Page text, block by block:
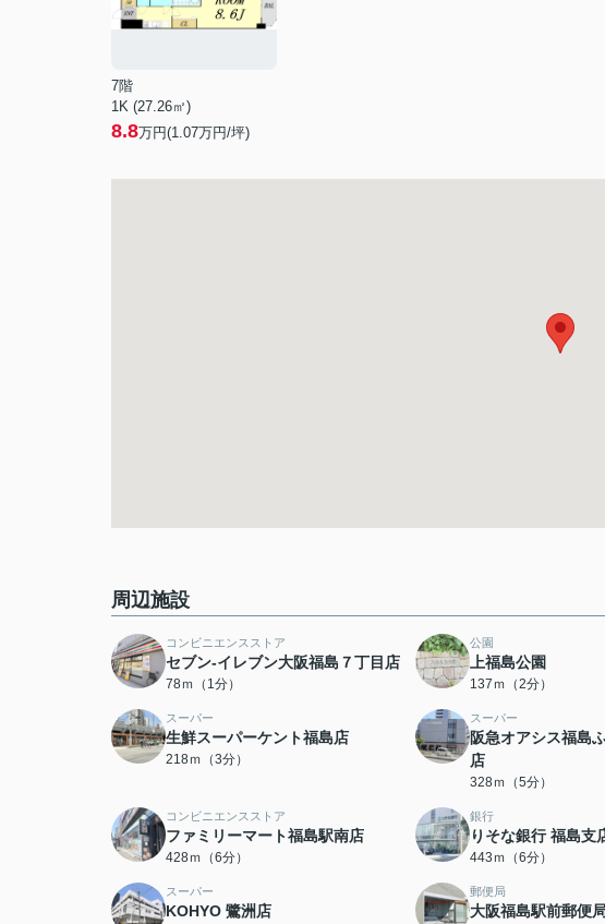
7階
1K (27.26㎡)
8.8万円(1.07万円/坪)
周辺施設
コンビニエンスストア
セブン-イレブン大阪福島７丁目店
78ｍ（1分）
公園
上福島公園
137ｍ（2分）
スーパー
生鮮スーパーケント福島店
218ｍ（3分）
スーパー
阪急オアシス福島
店
328ｍ（5分）
コンビニエンスストア
ファミリーマート福島駅南店
428ｍ（6分）
銀行
りそな銀行 福島支
443ｍ（6分）
スーパー
KOHYO 鷺洲店
郵便局
大阪福島駅前郵便